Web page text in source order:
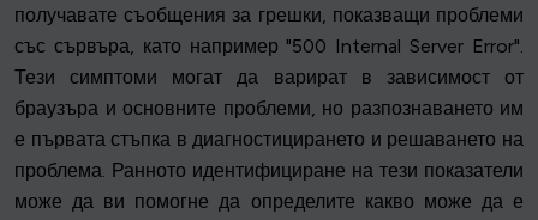
получавате съобщения за грешки, показващи проблеми
със сървъра, като например "500 Internal Server Error".
Тези симптоми могат да варират в зависимост от
браузъра и основните проблеми, но разпознаването им
е първата стъпка в диагностицирането и решаването на
проблема. Ранното идентифициране на тези показатели
може да ви помогне да определите какво може да е